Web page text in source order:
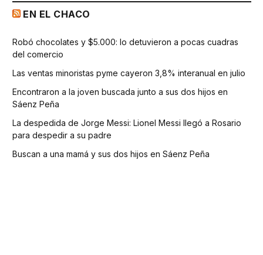
EN EL CHACO
Robó chocolates y $5.000: lo detuvieron a pocas cuadras
del comercio
Las ventas minoristas pyme cayeron 3,8% interanual en julio
Encontraron a la joven buscada junto a sus dos hijos en
Sáenz Peña
La despedida de Jorge Messi: Lionel Messi llegó a Rosario
para despedir a su padre
Buscan a una mamá y sus dos hijos en Sáenz Peña